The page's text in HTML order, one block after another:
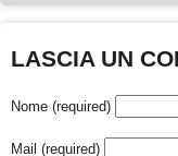
LASCIA UN
Nome (required)
Mail (required)